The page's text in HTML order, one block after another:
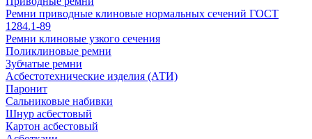
Ремни приводные клиновые нормальных сечений ГОСТ
1284.1-89
Ремни клиновые узкого сечения
Поликлиновые ремни
Зубчатые ремни
Асбестотехнические изделия (АТИ)
Паронит
Сальниковые набивки
Шнур асбестовый
Картон асбестовый